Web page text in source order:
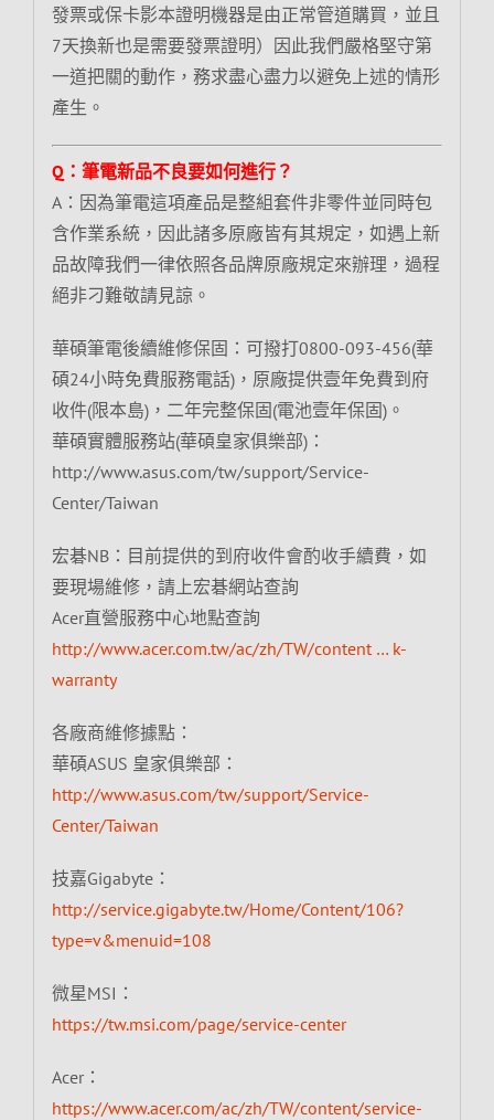
發票或保卡影本證明機器是由正常管道購買，並且
7天換新也是需要發票證明）因此我們嚴格堅守第
一道把關的動作，務求盡心盡力以避免上述的情形
產生。
Q：筆電新品不良要如何進行？
A：因為筆電這項產品是整組套件非零件並同時包
含作業系統，因此諸多原廠皆有其規定，如遇上新
品故障我們一律依照各品牌原廠規定來辦理，過程
絕非刁難敬請見諒。
華碩筆電後續維修保固：可撥打0800-093-456(華
碩24小時免費服務電話)，原廠提供壹年免費到府
收件(限本島)，二年完整保固(電池壹年保固)。
華碩實體服務站(華碩皇家俱樂部)：
http://www.asus.com/tw/support/Service-
Center/Taiwan
宏碁NB：目前提供的到府收件會酌收手續費，如
要現場維修，請上宏碁網站查詢
Acer直營服務中心地點查詢
http://www.acer.com.tw/ac/zh/TW/content … k-
warranty
各廠商維修據點：
華碩ASUS 皇家俱樂部：
http://www.asus.com/tw/support/Service-
Center/Taiwan
技嘉Gigabyte：
http://service.gigabyte.tw/Home/Content/106?
type=v&menuid=108
微星MSI：
https://tw.msi.com/page/service-center
Acer：
https://www.acer.com/ac/zh/TW/content/service-